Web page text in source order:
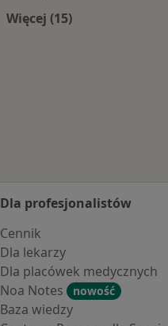
Więcej (15)
Dla profesjonalistów
Cennik
Dla lekarzy
Dla placówek medycznych
Noa Notes
nowość
Baza wiedzy